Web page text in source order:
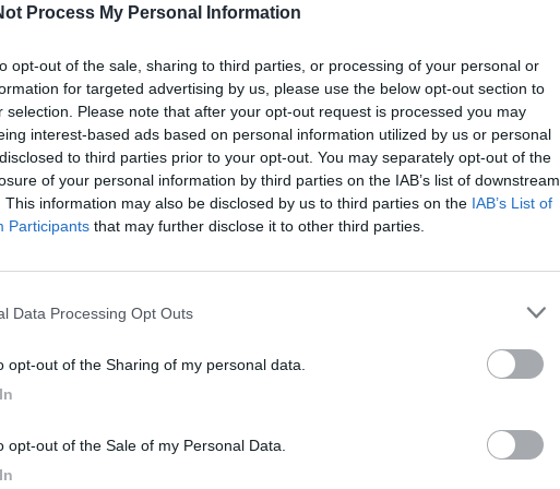
Process My Personal Information
opt-out of the sale, sharing to third parties, or processing of your personal or
for targeted advertising by us, please use the below opt-out section to
selection. Please note that after your opt-out request is processed you may
interest-based ads based on personal information utilized by us or personal
to third parties prior to your opt-out. You may separately opt-out of the
of your personal information by third parties on the IAB’s list of downstream
This information may also be disclosed by us to third parties on the IAB’s List of
Participants that may further disclose it to other third parties.
Data Processing Opt Outs
opt-out of the Sharing of my personal data.
opt-out of the Sale of my Personal Data.
del Comune di Taranto e di Kyma Mobilità
e lo shopping, andando così incontro alle
a domenica 12 gennaio tutti i cittadini possono
degli oltre 400 posti auto disponibili nella caserma
con accesso da via Principe Amedeo, è
mentre il parcheggio gratuito presso la
dalle 17 fino alle 00.00, nei giorni 3, 4, 5, 10,
è ubicato alla fine della Rampa Leonardo